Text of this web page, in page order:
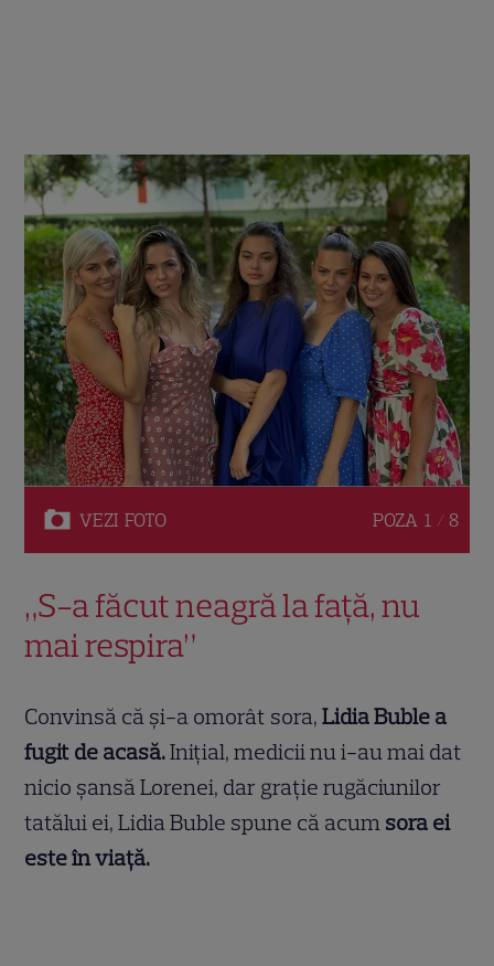
VEZI FOTO POZA 1 / 8
„S-a făcut neagră la față, nu
mai respira”
Convinsă că și-a omorât sora,Lidia Buble a
fugit de acasă.Inițial, medicii nu i-au mai dat
nicio șansă Lorenei, dar grație rugăciunilor
tatălui ei, Lidia Buble spune că acum sora ei
este în viață.